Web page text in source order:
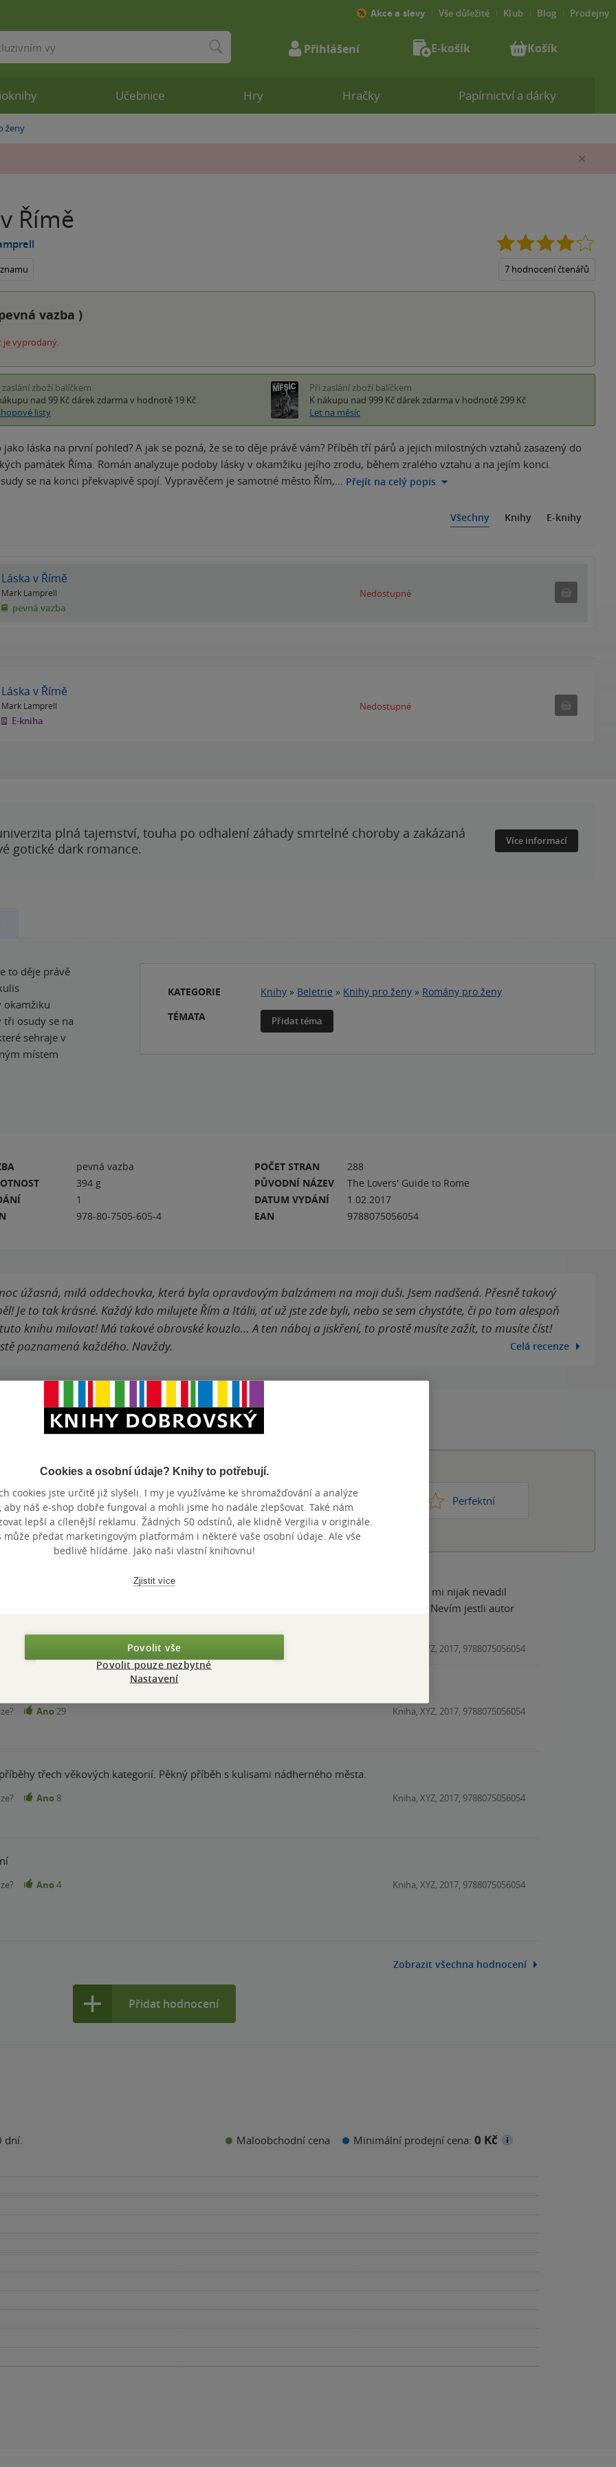
ženy
Římě
7 hodnocení čtenářů
vazba )
je vyprodaný.
zaslání zboží balíčkem
nad 99 Kč dárek zdarma v hodnotě 19 Kč
listy
Při zaslání zboží balíčkem
K nákupu nad 999 Kč dárek zdarma v hodnotě 299 Kč
Let na měsíc
jako láska na první pohled? A jak se pozná, že se to děje právě vám? Příběh tří párů a jejich milostných vztahů zasazený do
památek Říma. Román analyzuje podoby lásky v okamžiku jejího zrodu, během zralého vztahu a na jejím konci.
se na konci překvapivě spojí. Vypravěčem je samotné město Řím,… Přejít na celý popis
Všechny Knihy E-knihy
Láska v Římě
Mark Lamprell
pevná vazba
Nedostupné
Láska v Římě
Mark Lamprell
E-kniha
Nedostupné Nedostupné
plná tajemství, touha po odhalení záhady smrtelné choroby a zakázaná
gotické dark romance.
Více informací
to děje právě
okamžiku
tři osudy se na
sehraje v
místem
KATEGORIE Knihy » Beletrie » Knihy pro ženy » Romány pro ženy
TÉMATA
Přidat téma
pevná vazba
394 g
1
978-80-7505-605-4
POČET STRAN
288
PŮVODNÍ NÁZEV
The Lovers' Guide to Rome
DATUM VYDÁNÍ
1.02.2017
EAN
9788075056054
úžasná, milá oddechovka, která byla opravdovým balzámem na moji duši. Jsem nadšená. Přesně takový
Je to tak krásné. Každý kdo milujete Řím a Itálii, ať už jste zde byli, nebo se sem chystáte, či po tom alespoň
knihu milovat! Má takové obrovské kouzlo… A ten náboj a jiskření, to prostě musíte zažít, to musíte číst!
poznamená každého. Navždy.
Celá recenze
Hodnocení a recenze čtenářů
PŘIDEJTE SVÉ HODNOCENÍ KNIHY Nic moc 1 Perfektní
tedy upoutala už svým názvem. Příběh tří rozdílných věkových generací mi nijak nevadil
Kniha, XYZ, 2017, 9788075056054
jsem byla, takže jsem si i zavzpomínala. Příjemná oddechovka.
Ano29 Kniha, XYZ, 2017, 9788075056054
třech věkových kategorií. Pěkný příběh s kulisami nádherného města.
Ano 8 Kniha, XYZ, 2017, 9788075056054
Ano4 Kniha, XYZ, 2017, 9788075056054
Zobrazit všechna hodnocení
Přidat hodnocení
dní. Maloobchodní cena Minimální prodejní cena: 0 Kč
Učebnice Hry Hračky Papírnictví a dárky
Akce a slevy Vše důležité Klub Blog Prodejny
Přihlášení E-košík Košík
Cookies a osobní údaje? Knihy to potřebují.
cookies jste určitě již slyšeli. I my je využíváme ke shromažďování a analýze
aby náš e-shop dobře fungoval a mohli jsme ho nadále zlepšovat. Také nám
lepší a cílenější reklamu. Žádných 50 odstínů, ale klidně Vergilia v originále.
může předat marketingovým platformám i některé vaše osobní údaje. Ale vše
bedlivě hlídáme. Jako naši vlastní knihovnu!
Zjistit více
Povolit vše
Povolit pouze nezbytné
Nastavení